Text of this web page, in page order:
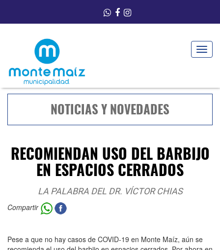
Toggle
NOTICIAS Y NOVEDADES
RECOMIENDAN USO DEL BARBIJO
EN ESPACIOS CERRADOS
LA PALABRA DEL DR. VÍCTOR CHIAS
Compartir
Pese a que no hay casos de COVID-19 en Monte Maíz, aún se